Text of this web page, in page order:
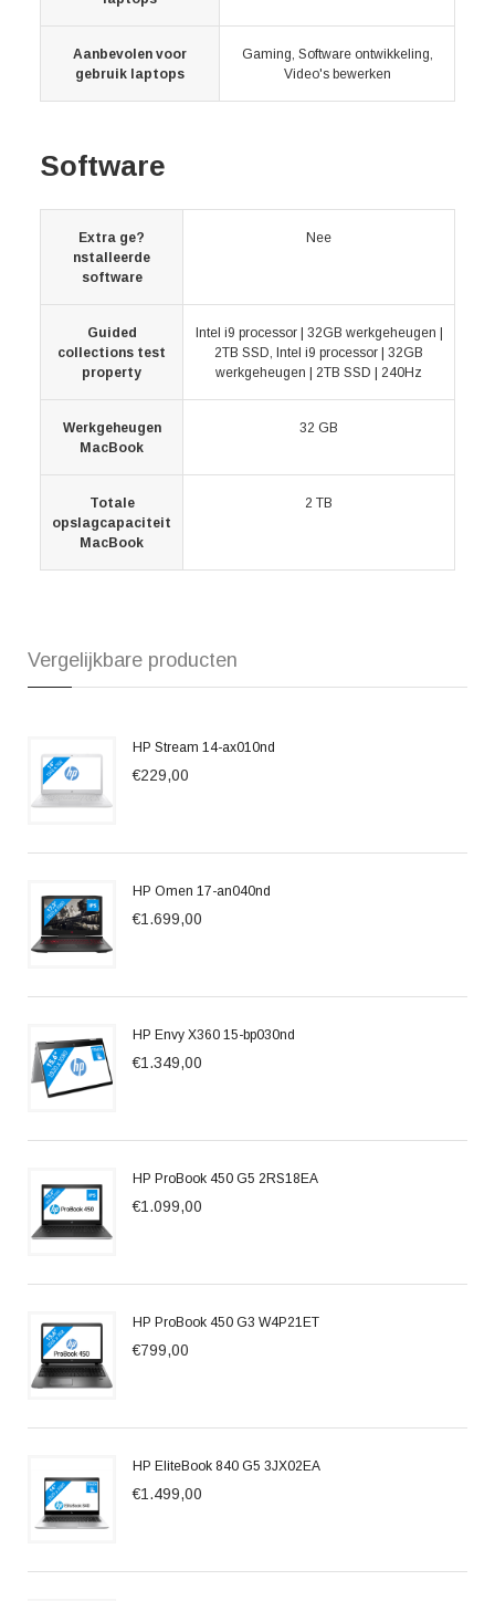
Aanbevolen voor
gebruik laptops
Gaming, Software ontwikkeling,
Video's bewerken
Software
Extra ge?
nstalleerde
software
Nee
Guided
collections test
property
Intel i9 processor | 32GB werkgeheugen |
2TB SSD, Intel i9 processor | 32GB
werkgeheugen | 2TB SSD | 240Hz
Werkgeheugen
MacBook
32 GB
Totale
opslagcapaciteit
MacBook
2 TB
Vergelijkbare producten
HP Stream 14-ax010nd
€229,00
HP Omen 17-an040nd
€1.699,00
HP Envy X360 15-bp030nd
€1.349,00
HP ProBook 450 G5 2RS18EA
€1.099,00
HP ProBook 450 G3 W4P21ET
€799,00
HP EliteBook 840 G5 3JX02EA
€1.499,00